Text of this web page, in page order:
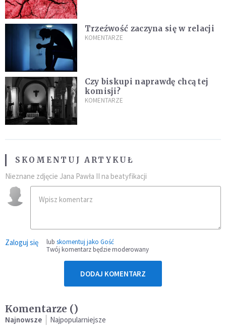
Trzeźwość zaczyna się w relacji
KOMENTARZE
Czy biskupi naprawdę chcą tej
komisji?
KOMENTARZE
SKOMENTUJ ARTYKUŁ
Nieznane zdjęcie Jana Pawła II na beatyfikacji
Zaloguj się lub skomentuj jako Gość
Twój komentarz będzie moderowany
DODAJ KOMENTARZ
Komentarze ()
Najnowsze Najpopularniejsze